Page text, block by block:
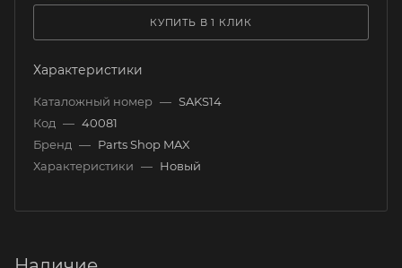
КУПИТЬ В 1 КЛИК
Характеристики
Каталожный номер — SAKS14
Код — 40081
Бренд — Parts Shop MAX
Характеристики — Новый